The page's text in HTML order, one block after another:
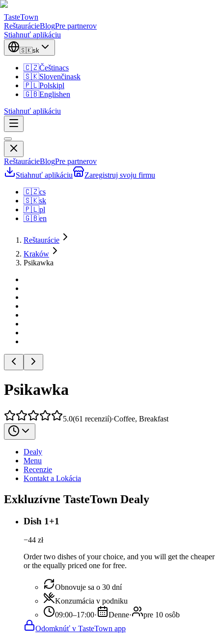
TasteTown
ReštaurácieBlogPre partnerov
Stiahnuť aplikáciu
🇸🇰sk
🇨🇿Češtinacs
🇸🇰Slovenčinask
🇵🇱Polskipl
🇬🇧Englishen
Stiahnuť aplikáciu
ReštaurácieBlogPre partnerov
Stiahnuť aplikáciu
Zaregistruj svoju firmu
🇨🇿cs
🇸🇰sk
🇵🇱pl
🇬🇧en
Reštaurácie
Kraków
Psikawka
Psikawka
5.0(61 recenzií)·Coffee, Breakfast
Dealy
Menu
Recenzie
Kontakt a Lokácia
Exkluzívne TasteTown Dealy
Dish 1+1
−44 zł
Order two dishes of your choice, and you will get the cheaper
or the equally priced one for free.
Obnovuje sa o 30 dní
Konzumácia v podniku
09:00–17:00· Denne·
pre 10 osôb
Odomknúť v TasteTown app